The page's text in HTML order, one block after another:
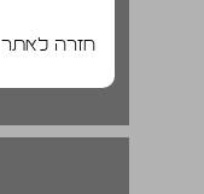
חזרה לאתר